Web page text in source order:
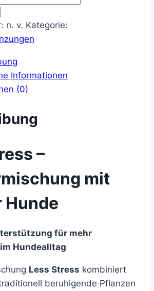
n. v. Kategorie:
Informationen
(0)
–
mit
Hunde
für mehr
Hundealltag
Less Stress kombiniert
beruhigende Pflanzen